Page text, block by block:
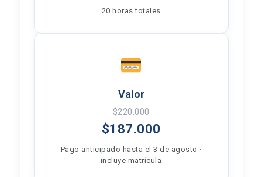
20 horas totales
Valor
$220.000
$187.000
Pago anticipado hasta el 3 de agosto ·
incluye matrícula